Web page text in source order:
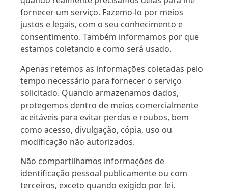
fornecer um serviço. Fazemo-lo por meios
justos e legais, com o seu conhecimento e
consentimento. Também informamos por que
estamos coletando e como será usado.
Apenas retemos as informações coletadas pelo
tempo necessário para fornecer o serviço
solicitado. Quando armazenamos dados,
protegemos dentro de meios comercialmente
aceitáveis para evitar perdas e roubos, bem
como acesso, divulgação, cópia, uso ou
modificação não autorizados.
Não compartilhamos informações de
identificação pessoal publicamente ou com
terceiros, exceto quando exigido por lei.